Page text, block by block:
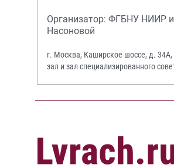
Организатор: ФГБНУ НИИР
Насоновой
г. Москва, Каширское шоссе, д.
зал и зал специализированного